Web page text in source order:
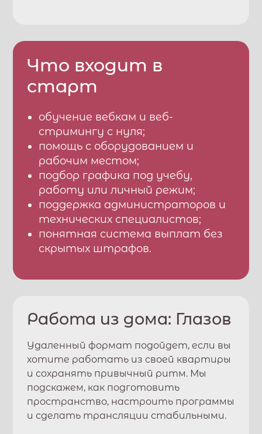
Что входит в
старт
обучение вебкам и веб-
стримингу с нуля;
помощь с оборудованием и
рабочим местом;
подбор графика под учебу,
работу или личный режим;
поддержка администраторов и
технических специалистов;
понятная система выплат без
скрытых штрафов.
Работа из дома: Глазов
Удаленный формат подойдет, если вы
хотите работать из своей квартиры
и сохранять привычный ритм. Мы
подскажем, как подготовить
пространство, настроить программы
и сделать трансляции стабильными.